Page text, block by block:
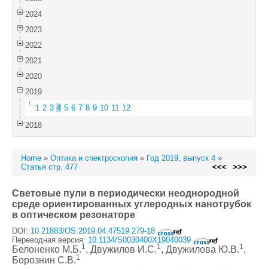
2024
2023
2022
2021
2020
2019
1 2 3 4 5 6 7 8 9 10 11 12
2018
Home » Оптика и спектроскопия » Год 2019, выпуск 4 »
Статья стр. 477
<<< >>>
Световые пули в периодически неоднородной
среде ориентированных углеродных нанотрубок
в оптическом резонаторе
DOI: 10.21883/OS.2019.04.47519.279-18
Переводная версия: 10.1134/S0030400X19040039
Белоненко М.Б.1, Двужилов И.С.1, Двужилова Ю.В.1,
Борознин С.В.1